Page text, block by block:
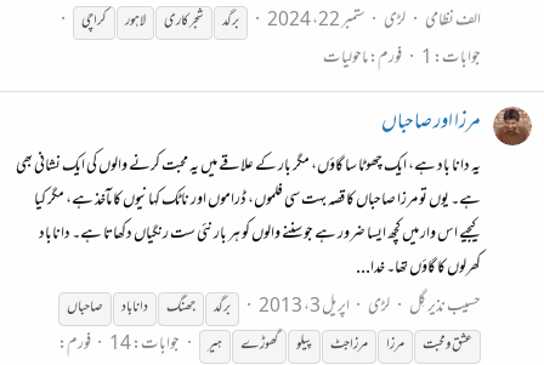
الف نظامی
لڑی ستمبر 22، 2024 برگد شجر کاری لاہور کراچی
جوابات: 1 فورم:ماحولیات
مرزا اور صاحباں
یہ دانا باد ہے، ایک چھوٹا سا گاؤں، مگر بار کے علاقے میں یہ محبت کرنے والوں کی ایک نشانی بھی
ہے۔ یوں تو مرزا صاحباں کا قصہ بہت سی فلموں، ڈراموں اور ناٹک کہانیوں کا مآخذ ہے، مگر کیا
کیجیے اس وار میں کچھ ایسا ضرور ہے جو سننے والوں کو ہر بار نئی ست رنگیاں دکھاتا ہے۔ داناباد
کھرلوں کا گاؤں تھا۔ خدا...
حسیب نذیر گِل
لڑی اپریل 3، 2013 برگد جھنگ دانا باد
صاحباں
عشق و محبت
مرزا مرزا جٹ پیلو گھوڑے ہیر جوابات: 14
فورم: